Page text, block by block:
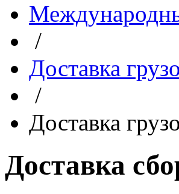
/
Доставка
/
Доставка
Доставка